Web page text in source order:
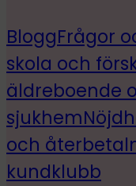
BloggFrågor
skola och
äldreboende
sjukhem
och
kundklubb